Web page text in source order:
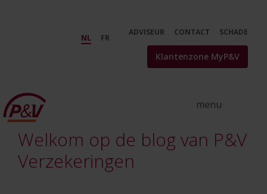
NL FR
ADVISEUR CONTACT SCHADE
Klantenzone MyP&V
Welkom op de blog van P&V
Verzekeringen